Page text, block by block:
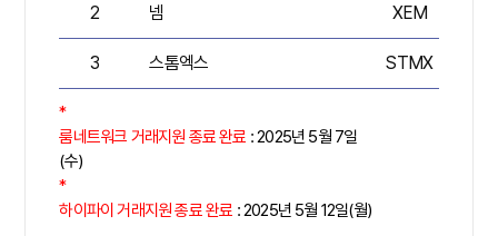
2 넴 XEM
3 스톰엑스 STMX
*
룸네트워크 거래지원 종료 완료 : 2025년 5월 7일
(수)
*
하이파이 거래지원 종료 완료 : 2025년 5월 12일(월)